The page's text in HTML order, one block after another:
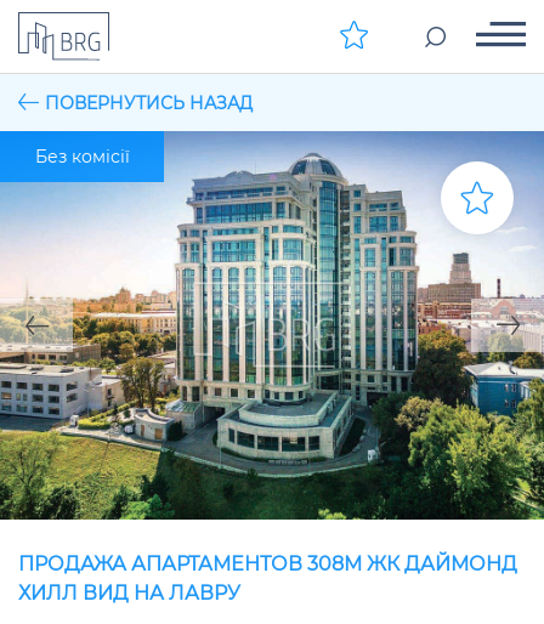
ПОВЕРНУТИСЬ НАЗАД
Без комісії
ПРОДАЖА АПАРТАМЕНТОВ 308М ЖК ДАЙМОНД
ХИЛЛ ВИД НА ЛАВРУ